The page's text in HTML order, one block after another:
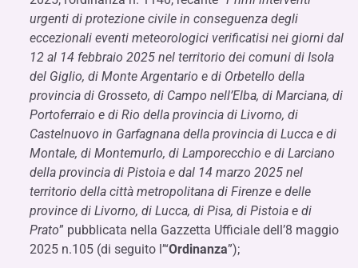
urgenti di protezione civile in conseguenza degli
eccezionali eventi meteorologici verificatisi nei giorni dal
12 al 14 febbraio 2025 nel territorio dei comuni di Isola
del Giglio, di Monte Argentario e di Orbetello della
provincia di Grosseto, di Campo nell’Elba, di Marciana, di
Portoferraio e di Rio della provincia di Livorno, di
Castelnuovo in Garfagnana della provincia di Lucca e di
Montale, di Montemurlo, di Lamporecchio e di Larciano
della provincia di Pistoia e dal 14 marzo 2025 nel
territorio della città metropolitana di Firenze e delle
province di Livorno, di Lucca, di Pisa, di Pistoia e di
Prato” pubblicata nella Gazzetta Ufficiale dell’8 maggio
2025 n.105 (di seguito l’“Ordinanza”);